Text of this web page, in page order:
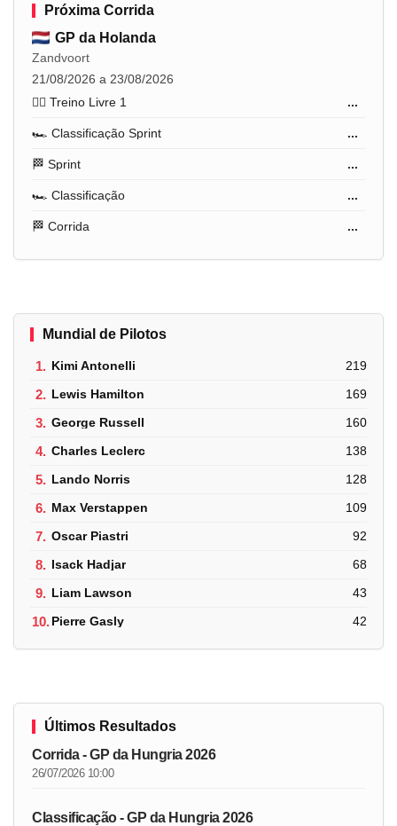
Próxima Corrida
GP da Holanda
Zandvoort
21/08/2026 a 23/08/2026
🏋️‍♂️ Treino Livre 1
...
🏎️ Classificação Sprint ...
🏁 Sprint ...
🏎️ Classificação ...
🏁 Corrida ...
Mundial de Pilotos
1. Kimi Antonelli 219
2. Lewis Hamilton 169
3. George Russell 160
4. Charles Leclerc 138
5. Lando Norris 128
6. Max Verstappen 109
7. Oscar Piastri 92
8. Isack Hadjar 68
9. Liam Lawson 43
10.Pierre Gasly 42
Últimos Resultados
Corrida - GP da Hungria 2026
26/07/2026 10:00
Classificação - GP da Hungria 2026